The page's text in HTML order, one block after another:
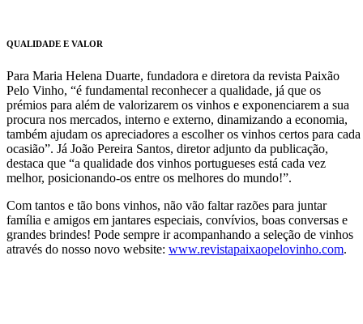
QUALIDADE E VALOR
Para Maria Helena Duarte, fundadora e diretora da revista Paixão
Pelo Vinho, “é fundamental reconhecer a qualidade, já que os
prémios para além de valorizarem os vinhos e exponenciarem a sua
procura nos mercados, interno e externo, dinamizando a economia,
também ajudam os apreciadores a escolher os vinhos certos para cada
ocasião”. Já João Pereira Santos, diretor adjunto da publicação,
destaca que “a qualidade dos vinhos portugueses está cada vez
melhor, posicionando-os entre os melhores do mundo!”.
Com tantos e tão bons vinhos, não vão faltar razões para juntar
família e amigos em jantares especiais, convívios, boas conversas e
grandes brindes! Pode sempre ir acompanhando a seleção de vinhos
através do nosso novo website: www.revistapaixaopelovinho.com.